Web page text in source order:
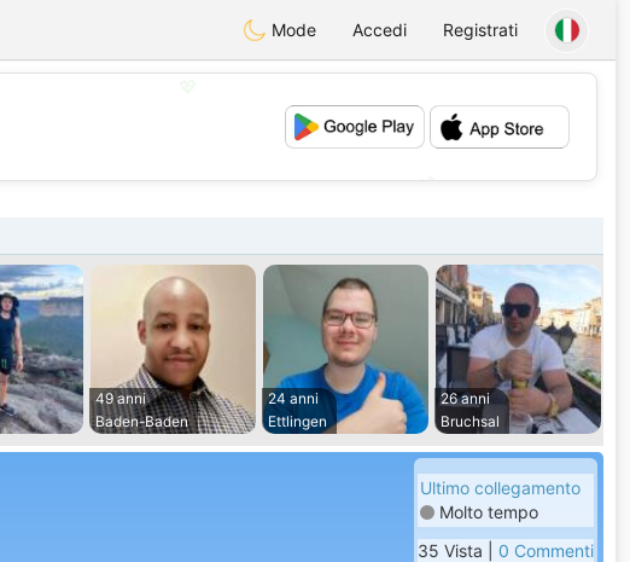
Mode Accedi Registrati
49 anni
Baden-Baden
24 anni
Ettlingen
26 anni
Bruchsal
Ultimo collegamento
Molto tempo
35 Vista | 0 Commenti